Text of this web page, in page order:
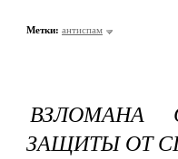
Метки: антиспам
ВЗЛОМАНА
ЗАЩИТЫ ОТ